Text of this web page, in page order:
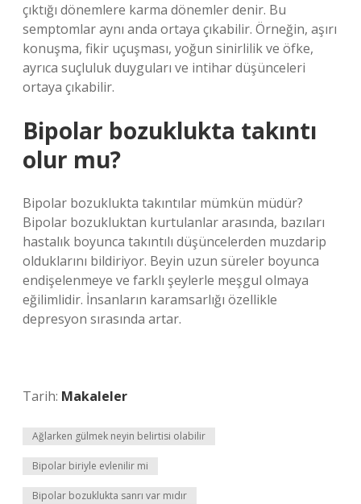
çıktığı dönemlere karma dönemler denir. Bu
semptomlar aynı anda ortaya çıkabilir. Örneğin, aşırı
konuşma, fikir uçuşması, yoğun sinirlilik ve öfke,
ayrıca suçluluk duyguları ve intihar düşünceleri
ortaya çıkabilir.
Bipolar bozuklukta takıntı
olur mu?
Bipolar bozuklukta takıntılar mümkün müdür?
Bipolar bozukluktan kurtulanlar arasında, bazıları
hastalık boyunca takıntılı düşüncelerden muzdarip
olduklarını bildiriyor. Beyin uzun süreler boyunca
endişelenmeye ve farklı şeylerle meşgul olmaya
eğilimlidir. İnsanların karamsarlığı özellikle
depresyon sırasında artar.
Tarih: Makaleler
Ağlarken gülmek neyin belirtisi olabilir
Bipolar biriyle evlenilir mi
Bipolar bozuklukta sanrı var mıdır